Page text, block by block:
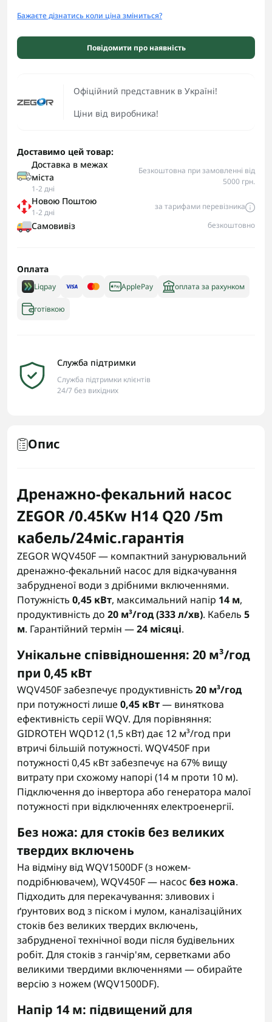
Офіційний представник в Україні!
Ціни від виробника!
Бажаєте дізнатись коли ціна зміниться?
Повідомити про наявність
Доставимо цей товар:
Доставка в межах
міста
1-2 дні
Безкоштовна при замовленні від
5000 грн.
Новою Поштою
1-2 дні
за тарифами перевізника
Самовивіз безкоштовно
Оплата
Liqpay ApplePay оплата за рахунком
готівкою
Служба підтримки
Служба підтримки клієнтів
24/7 без вихідних
Опис
Дренажно-фекальний насос
ZEGOR /0.45Kw H14 Q20 /5m
кабель/24міс.гарантія
ZEGOR WQV450F — компактний занурювальний
дренажно-фекальний насос для відкачування
забрудненої води з дрібними включеннями.
Потужність 0,45 кВт, максимальний напір 14 м,
продуктивність до 20 м³/год (333 л/хв). Кабель 5
м. Гарантійний термін —24 місяці.
Унікальне співвідношення: 20 м³/год
при 0,45 кВт
WQV450F забезпечує продуктивність 20 м³/год
при потужності лише 0,45 кВт— виняткова
ефективність серії WQV. Для порівняння:
GIDROTEH WQD12 (1,5 кВт) дає 12 м³/год при
втричі більшій потужності. WQV450F при
потужності 0,45 кВт забезпечує на 67% вищу
витрату при схожому напорі (14 м проти 10 м).
Підключення до інвертора або генератора малої
потужності при відключеннях електроенергії.
Без ножа: для стоків без великих
твердих включень
На відміну від WQV1500DF (з ножем-
подрібнювачем), WQV450F — насос без ножа.
Підходить для перекачування: зливових і
ґрунтових вод з піском і мулом, каналізаційних
стоків без великих твердих включень,
забрудненої технічної води після будівельних
робіт. Для стоків з ганчір'ям, серветками або
великими твердими включеннями — обирайте
версію з ножем (WQV1500DF).
Напір 14 м: підвищений для